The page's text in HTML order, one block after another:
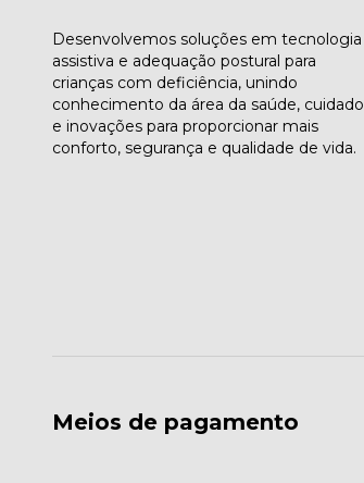
Desenvolvemos soluções em tecnologia
assistiva e adequação postural para
crianças com deficiência, unindo
conhecimento da área da saúde, cuidado
e inovações para proporcionar mais
conforto, segurança e qualidade de vida.
Meios de pagamento